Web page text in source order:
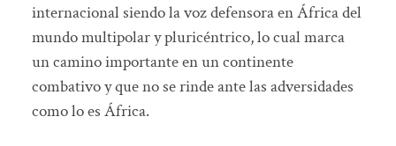
internacional siendo la voz defensora en África del
mundo multipolar y pluricéntrico, lo cual marca
un camino importante en un continente
combativo y que no se rinde ante las adversidades
como lo es África.